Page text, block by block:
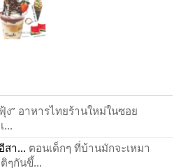
ง” อาหารไทยร้านใหม่ในซอย
...
สา... ตอนเด็กๆ ที่บ้านมักจะเหมา
ๆกันขึ้...